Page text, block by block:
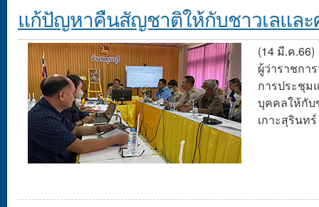
แก้ปัญหาคืนสัญชาติให้กับชาวเลแล
(14 มี.ค.66)
ผู้ว่าราชกา
การประชุ
บุคคลให้กับ
เกาะสุรินท